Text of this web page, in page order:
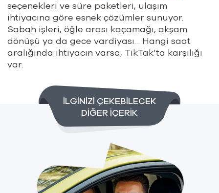
seçenekleri ve süre paketleri, ulaşım
ihtiyacına göre esnek çözümler sunuyor.
Sabah işleri, öğle arası kaçamağı, akşam
dönüşü ya da gece vardiyası… Hangi saat
aralığında ihtiyacın varsa, TikTak’ta karşılığı
var.
İLGİNİZİ ÇEKEBİLECEK
DİĞER İÇERİK